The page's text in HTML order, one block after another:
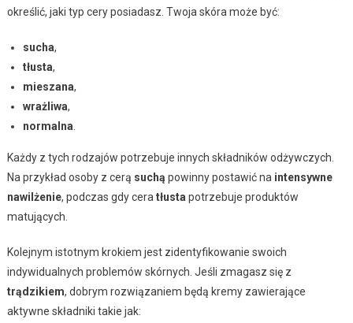
określić, jaki typ cery posiadasz. Twoja skóra może być:
sucha,
tłusta,
mieszana,
wrażliwa,
normalna
Każdy z tych rodzajów potrzebuje innych składników odżywczych.
Na przykład osoby z cerą suchą powinny postawić na intensywne
nawilżenie, podczas gdy cera tłusta potrzebuje produktów
matujących.
Kolejnym istotnym krokiem jest zidentyfikowanie swoich
indywidualnych problemów skórnych. Jeśli zmagasz się z
trądzikiem, dobrym rozwiązaniem będą kremy zawierające
aktywne składniki takie jak: